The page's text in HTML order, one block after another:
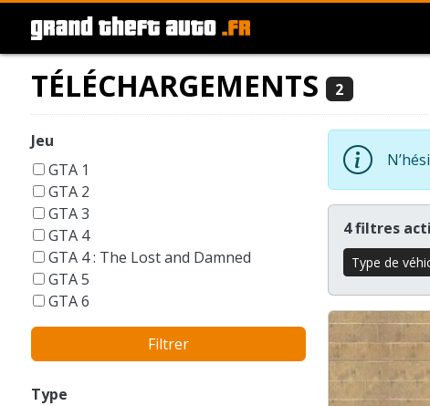
TÉLÉCHARGEMENTS 2
Jeu
GTA 1
GTA 2
GTA 3
GTA 4
GTA 4 : The Lost and Damned
GTA 5
GTA 6
GTA Liberty City Stories
GTA London 1969
GTA San Andreas
GTA Vice City
Filtrer
Type
4 filtres
Type de